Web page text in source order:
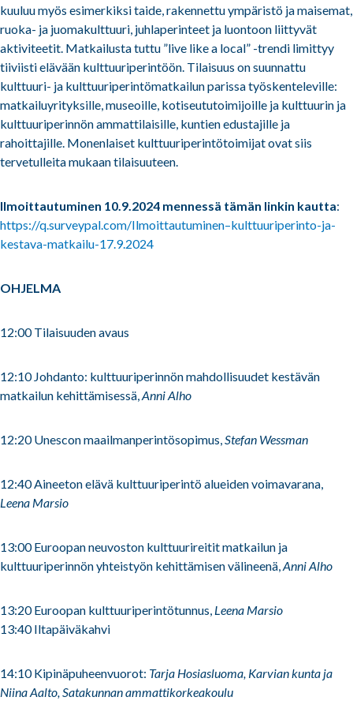
kuuluu myös esimerkiksi taide, rakennettu ympäristö ja maisemat,
ruoka- ja juomakulttuuri, juhlaperinteet ja luontoon liittyvät
aktiviteetit. Matkailusta tuttu ”live like a local” -trendi limittyy
tiiviisti elävään kulttuuriperintöön. Tilaisuus on suunnattu
kulttuuri- ja kulttuuriperintömatkailun parissa työskenteleville:
matkailuyrityksille, museoille, kotiseututoimijoille ja kulttuurin ja
kulttuuriperinnön ammattilaisille, kuntien edustajille ja
rahoittajille. Monenlaiset kulttuuriperintötoimijat ovat siis
tervetulleita mukaan tilaisuuteen.
Ilmoittautuminen 10.9.2024 mennessä tämän linkin kautta:
https://q.surveypal.com/Ilmoittautuminen–kulttuuriperinto-ja-
kestava-matkailu-17.9.2024
OHJELMA
12:00 Tilaisuuden avaus
12:10 Johdanto: kulttuuriperinnön mahdollisuudet kestävän
matkailun kehittämisessä, Anni Alho
12:20 Unescon maailmanperintösopimus, Stefan Wessman
12:40 Aineeton elävä kulttuuriperintö alueiden voimavarana,
Leena Marsio
13:00 Euroopan neuvoston kulttuurireitit matkailun ja
kulttuuriperinnön yhteistyön kehittämisen välineenä, Anni Alho
13:20 Euroopan kulttuuriperintötunnus, Leena Marsio
13:40 Iltapäiväkahvi
14:10 Kipinäpuheenvuorot: Tarja Hosiasluoma, Karvian kunta ja
Niina Aalto, Satakunnan ammattikorkeakoulu